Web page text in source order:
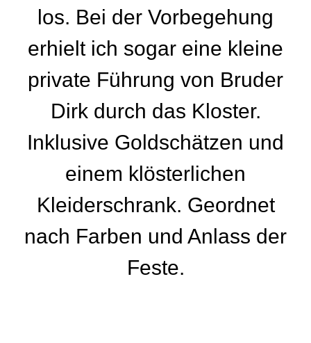
los. Bei der Vorbegehung
erhielt ich sogar eine kleine
private Führung von Bruder
Dirk durch das Kloster.
Inklusive Goldschätzen und
einem klösterlichen
Kleiderschrank. Geordnet
nach Farben und Anlass der
Feste.